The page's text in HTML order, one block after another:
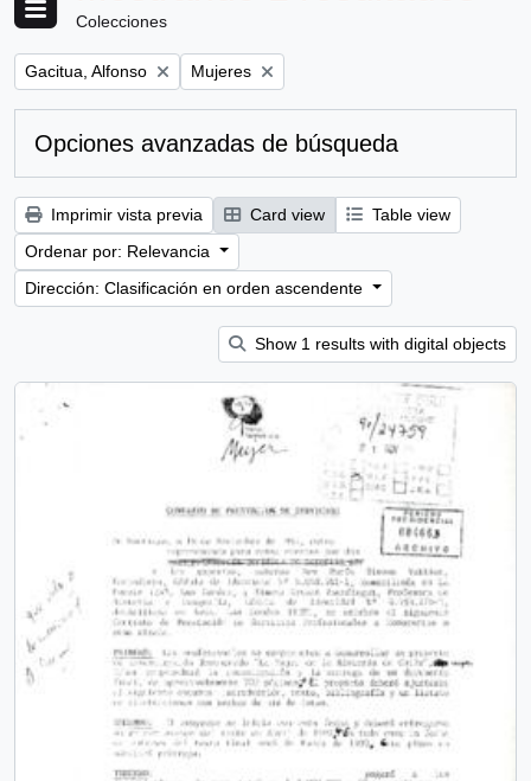
Colecciones
Remove filter:
Gacitua, Alfonso Remove filter:
Mujeres
Opciones avanzadas de búsqueda
Imprimir vista previa Card view
Table view
Ordenar por: Relevancia
Dirección: Clasificación en orden ascendente
Show 1 results with digital objects